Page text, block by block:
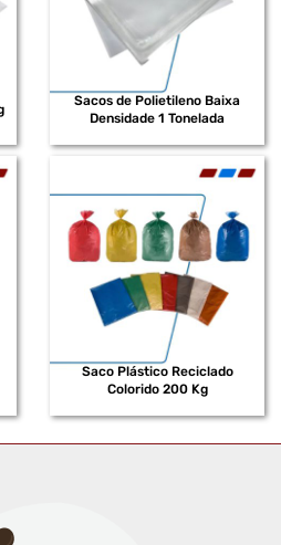
Sacos de Polietileno Baixa
Densidade 1 Tonelada
Saco Plástico Reciclado
Colorido 200 Kg